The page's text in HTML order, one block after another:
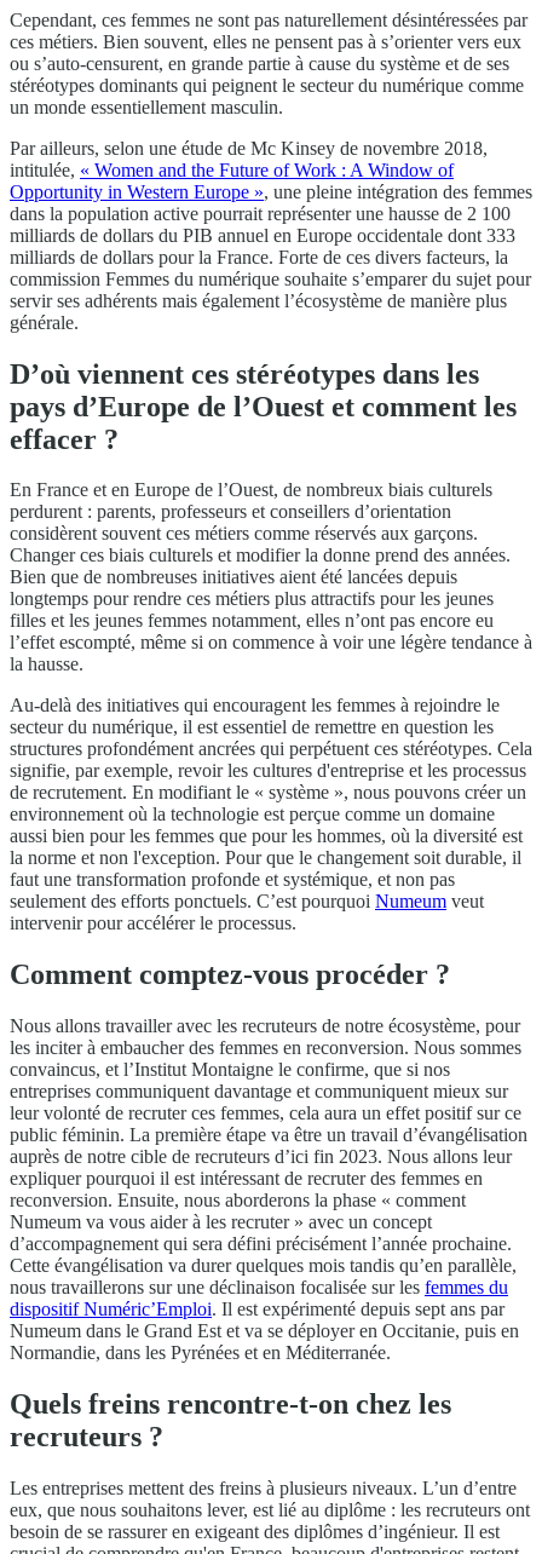
Cependant, ces femmes ne sont pas naturellement désintéressées par
ces métiers. Bien souvent, elles ne pensent pas à s’orienter vers eux
ou s’auto-censurent, en grande partie à cause du système et de ses
stéréotypes dominants qui peignent le secteur du numérique comme
un monde essentiellement masculin.
Par ailleurs, selon une étude de Mc Kinsey de novembre 2018,
intitulée, « Women and the Future of Work : A Window of
Opportunity in Western Europe », une pleine intégration des femmes
dans la population active pourrait représenter une hausse de 2 100
milliards de dollars du PIB annuel en Europe occidentale dont 333
milliards de dollars pour la France. Forte de ces divers facteurs, la
commission Femmes du numérique souhaite s’emparer du sujet pour
servir ses adhérents mais également l’écosystème de manière plus
générale.
D’où viennent ces stéréotypes dans les
pays d’Europe de l’Ouest et comment les
effacer ?
En France et en Europe de l’Ouest, de nombreux biais culturels
perdurent : parents, professeurs et conseillers d’orientation
considèrent souvent ces métiers comme réservés aux garçons.
Changer ces biais culturels et modifier la donne prend des années.
Bien que de nombreuses initiatives aient été lancées depuis
longtemps pour rendre ces métiers plus attractifs pour les jeunes
filles et les jeunes femmes notamment, elles n’ont pas encore eu
l’effet escompté, même si on commence à voir une légère tendance à
la hausse.
Au-delà des initiatives qui encouragent les femmes à rejoindre le
secteur du numérique, il est essentiel de remettre en question les
structures profondément ancrées qui perpétuent ces stéréotypes. Cela
signifie, par exemple, revoir les cultures d'entreprise et les processus
de recrutement. En modifiant le « système », nous pouvons créer un
environnement où la technologie est perçue comme un domaine
aussi bien pour les femmes que pour les hommes, où la diversité est
la norme et non l'exception. Pour que le changement soit durable, il
faut une transformation profonde et systémique, et non pas
seulement des efforts ponctuels. C’est pourquoi Numeum veut
intervenir pour accélérer le processus.
Comment comptez-vous procéder ?
Nous allons travailler avec les recruteurs de notre écosystème, pour
les inciter à embaucher des femmes en reconversion. Nous sommes
convaincus, et l’Institut Montaigne le confirme, que si nos
entreprises communiquent davantage et communiquent mieux sur
leur volonté de recruter ces femmes, cela aura un effet positif sur ce
public féminin. La première étape va être un travail d’évangélisation
auprès de notre cible de recruteurs d’ici fin 2023. Nous allons leur
expliquer pourquoi il est intéressant de recruter des femmes en
reconversion. Ensuite, nous aborderons la phase « comment
Numeum va vous aider à les recruter » avec un concept
d’accompagnement qui sera défini précisément l’année prochaine.
Cette évangélisation va durer quelques mois tandis qu’en parallèle,
nous travaillerons sur une déclinaison focalisée sur les femmes du
dispositif Numéric’Emploi. Il est expérimenté depuis sept ans par
Numeum dans le Grand Est et va se déployer en Occitanie, puis en
Normandie, dans les Pyrénées et en Méditerranée.
Quels freins rencontre-t-on chez les
recruteurs ?
Les entreprises mettent des freins à plusieurs niveaux. L’un d’entre
eux, que nous souhaitons lever, est lié au diplôme : les recruteurs ont
besoin de se rassurer en exigeant des diplômes d’ingénieur. Il est